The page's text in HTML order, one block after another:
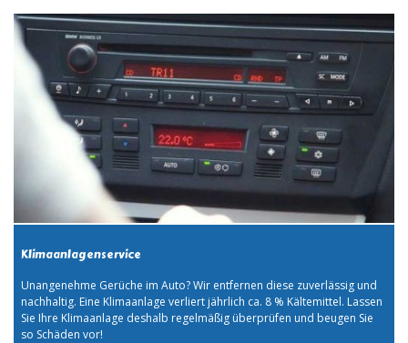
Klimaanlagenservice
Unangenehme Gerüche im Auto? Wir entfernen diese zuverlässig und
nachhaltig. Eine Klimaanlage verliert jährlich ca. 8 % Kältemittel. Lassen
Sie Ihre Klimaanlage deshalb regelmäßig überprüfen und beugen Sie
so Schäden vor!